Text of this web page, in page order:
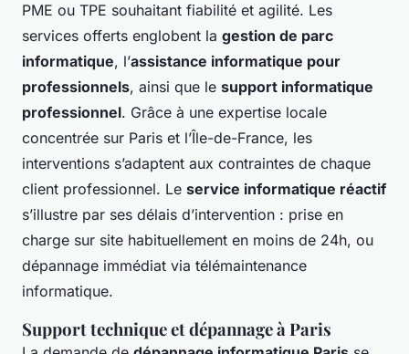
PME ou TPE souhaitant fiabilité et agilité. Les
services offerts englobent la gestion de parc
informatique, l’assistance informatique pour
professionnels, ainsi que le support informatique
professionnel. Grâce à une expertise locale
concentrée sur Paris et l’Île-de-France, les
interventions s’adaptent aux contraintes de chaque
client professionnel. Le service informatique réactif
s’illustre par ses délais d’intervention : prise en
charge sur site habituellement en moins de 24h, ou
dépannage immédiat via télémaintenance
informatique.
Support technique et dépannage à Paris